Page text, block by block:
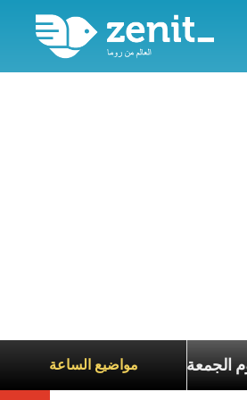
مواضيع الساعةيوم الجمعة 7 آب 2026: السلام يُبنى بصبر يومًا بعد يوم